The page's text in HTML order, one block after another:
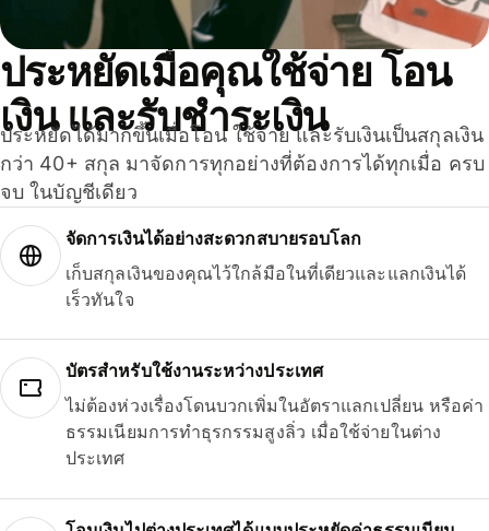
ประหยัดเมื่อคุณใช้จ่าย โอน
เงิน และรับชำระเงิน
ประหยัดได้มากขึ้นเมื่อโอน ใช้จ่าย และรับเงินเป็นสกุลเงิน
กว่า 40+ สกุล มาจัดการทุกอย่างที่ต้องการได้ทุกเมื่อ ครบ
จบ ในบัญชีเดียว
จัดการเงินได้อย่างสะดวกสบายรอบโลก
เก็บสกุลเงินของคุณไว้ใกล้มือในที่เดียวและแลกเงินได้
เร็วทันใจ
บัตรสำหรับใช้งานระหว่างประเทศ
ไม่ต้องห่วงเรื่องโดนบวกเพิ่มในอัตราแลกเปลี่ยน หรือค่า
ธรรมเนียมการทำธุรกรรมสูงลิ่ว เมื่อใช้จ่ายในต่าง
ประเทศ